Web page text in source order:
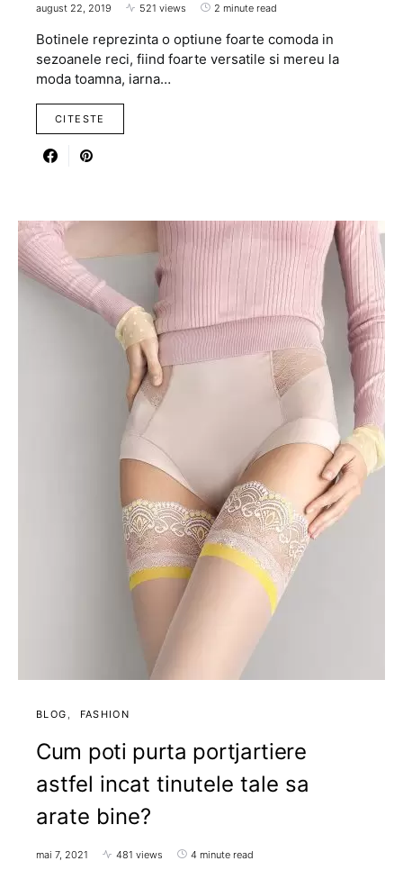
august 22, 2019 521 views 2 minute read
Botinele reprezinta o optiune foarte comoda in
sezoanele reci, fiind foarte versatile si mereu la
moda toamna, iarna…
CITESTE
BLOG FASHION
Cum poti purta portjartiere
astfel incat tinutele tale sa
arate bine?
mai 7, 2021 481 views 4 minute read